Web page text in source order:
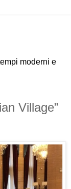
moderni e
Village”